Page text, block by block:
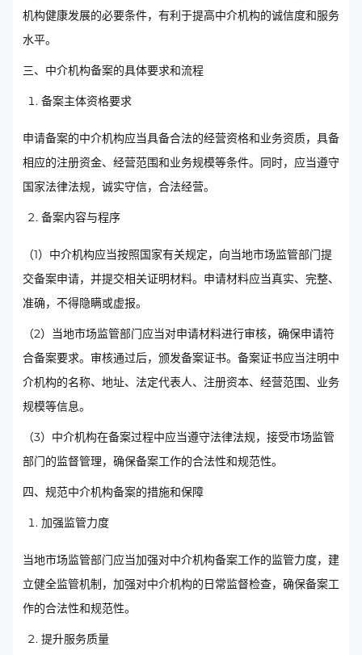
机构健康发展的必要条件，有利于提高中介机构的诚信度和服务
水平。
三、中介机构备案的具体要求和流程
备案主体资格要求
申请备案的中介机构应当具备合法的经营资格和业务资质，具备
相应的注册资金、经营范围和业务规模等条件。同时，应当遵守
国家法律法规，诚实守信，合法经营。
备案内容与程序
（1）中介机构应当按照国家有关规定，向当地市场监管部门提
交备案申请，并提交相关证明材料。申请材料应当真实、完整、
准确，不得隐瞒或虚报。
（2）当地市场监管部门应当对申请材料进行审核，确保申请符
合备案要求。审核通过后，颁发备案证书。备案证书应当注明中
介机构的名称、地址、法定代表人、注册资本、经营范围、业务
规模等信息。
（3）中介机构在备案过程中应当遵守法律法规，接受市场监管
部门的监督管理，确保备案工作的合法性和规范性。
四、规范中介机构备案的措施和保障
加强监管力度
当地市场监管部门应当加强对中介机构备案工作的监管力度，建
立健全监管机制，加强对中介机构的日常监督检查，确保备案工
作的合法性和规范性。
提升服务质量